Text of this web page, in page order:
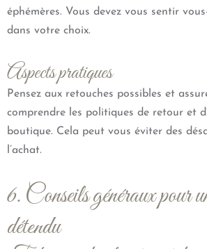
éphémères. Vous devez vous sentir
dans votre choix.
Aspects pratiques
Pensez aux retouches possibles et
comprendre les politiques de retour et
boutique. Cela peut vous éviter des
l’achat.
6. Conseils généraux pour
détendu